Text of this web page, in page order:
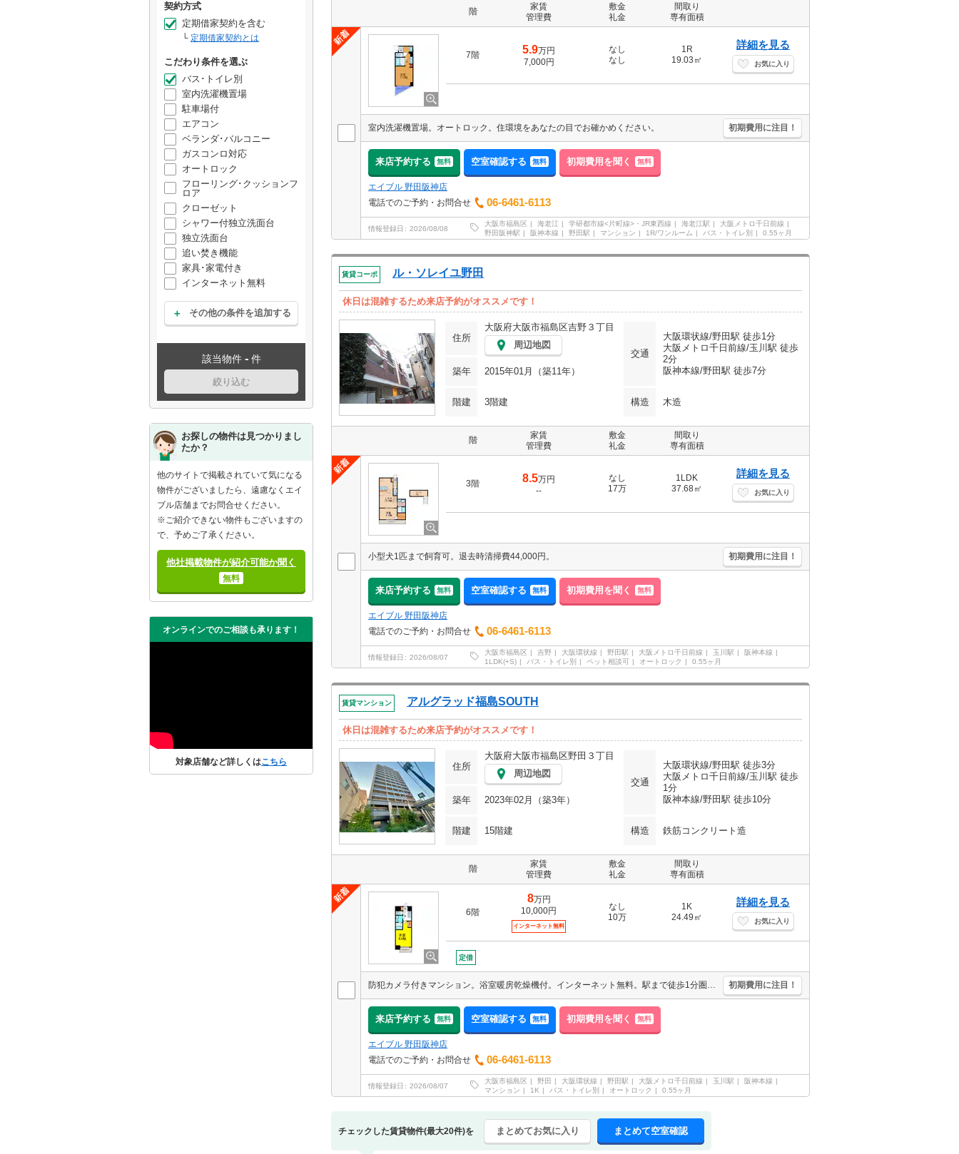
契約方式
定期借家契約を含む
定期借家契約とは
こだわり条件を選ぶ
バス･トイレ別
室内洗濯機置場
駐車場付
エアコン
ベランダ･バルコニー
ガスコンロ対応
オートロック
フローリング･クッションフ
ロア
クローゼット
シャワー付独立洗面台
独立洗面台
追い焚き機能
家具･家電付き
インターネット無料
その他の条件を追加する
該当物件 - 件
絞り込む
お探しの物件は見つかりまし
たか？
他のサイトで掲載されていて気になる
物件がございましたら、遠慮なくエイ
ブル店舗までお問合せください。
※ご紹介できない物件もございますの
で、予めご了承ください。
他社掲載物件が紹介可能か聞く
無料
オンラインでのご相談も承ります！
対象店舗など詳しくはこちら
階
家賃
管理費
敷金
礼金
間取り
専有面積
7階 5.9万円
7,000円
なし
なし
1R
19.03㎡
詳細を見る
お気に入り
室内洗濯機置場。オートロック。住環境をあなたの目でお確かめください。 初期費用に注目！
来店予約する 無料 空室確認する 無料 初期費用を聞く 無料
エイブル 野田阪神店
電話でのご予約・お問合せ
06-6461-6113
情報登録日 2026/08/08
大阪市福島区 海老江 学研都市線<片町線>・JR東西線 海老江駅
大阪メトロ千日前線
野田阪神駅
阪神本線 野田駅 マンション 1R/ワンルーム バス・トイレ別 0.55ヶ月
賃貸コーポ ル・ソレイユ野田
休日は混雑するため来店予約がオススメです！
住所
大阪府大阪市福島区吉野３丁目
周辺地図
交通
大阪環状線/野田駅 徒歩1分
大阪メトロ千日前線/玉川駅 徒歩
2分
阪神本線/野田駅 徒歩7分
築年 2015年01月（築11年）
階建 3階建 構造 木造
階
家賃
管理費
敷金
礼金
間取り
専有面積
3階 8.5万円
--
なし
17万
1LDK
37.68㎡
詳細を見る
お気に入り
小型犬1匹まで飼育可。退去時清掃費44,000円。 初期費用に注目！
来店予約する 無料 空室確認する 無料 初期費用を聞く 無料
エイブル 野田阪神店
電話でのご予約・お問合せ
06-6461-6113
情報登録日 2026/08/07
大阪市福島区 吉野 大阪環状線 野田駅 大阪メトロ千日前線 玉川駅
阪神本線
1LDK(+S)
バス・トイレ別 ペット相談可 オートロック 0.55ヶ月
賃貸マンション アルグラッド福島SOUTH
休日は混雑するため来店予約がオススメです！
住所
大阪府大阪市福島区野田３丁目
周辺地図
交通
大阪環状線/野田駅 徒歩3分
大阪メトロ千日前線/玉川駅 徒歩
1分
阪神本線/野田駅 徒歩10分
築年 2023年02月（築3年）
階建 15階建 構造 鉄筋コンクリート造
階
家賃
管理費
敷金
礼金
間取り
専有面積
6階
8万円
10,000円
インターネット無料
なし
10万
1K
24.49㎡
詳細を見る
お気に入り
定借
防犯カメラ付きマンション。浴室暖房乾燥機付。インターネット無料。駅まで徒歩1分圏内!。退去時、ルームクリーニング料金33,000円。設備が充実していますよね。 初期費用に注目！
来店予約する 無料 空室確認する 無料 初期費用を聞く 無料
エイブル 野田阪神店
電話でのご予約・お問合せ
06-6461-6113
情報登録日 2026/08/07
大阪市福島区 野田 大阪環状線 野田駅 大阪メトロ千日前線 玉川駅
阪神本線
マンション
1K バス・トイレ別 オートロック 0.55ヶ月
チェックした賃貸物件(最大20件)を まとめてお気に入り まとめて空室確認